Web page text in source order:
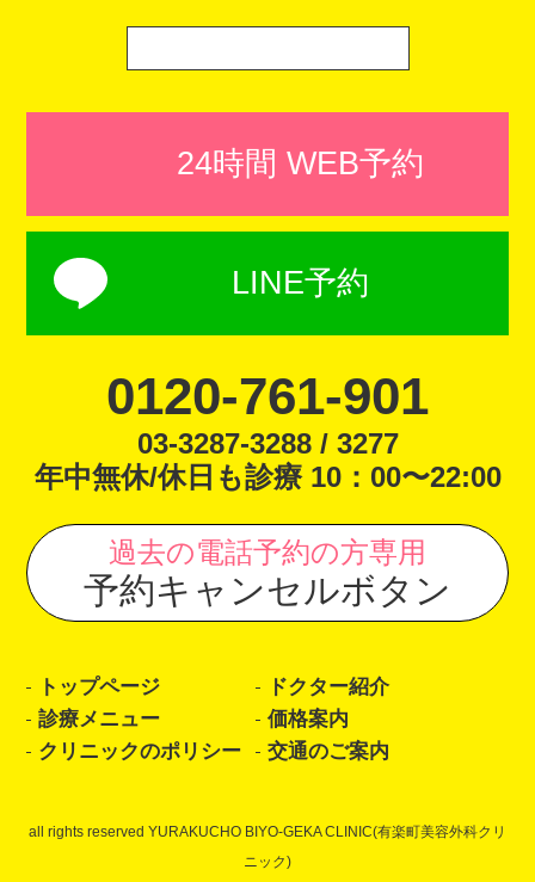
24時間 WEB予約
LINE予約
0120-761-901
03-3287-3288 / 3277
年中無休/休日も診療 10：00〜22:00
過去の電話予約の方専用
予約キャンセルボタン
トップページ
ドクター紹介
診療メニュー
価格案内
クリニックのポリシー
交通のご案内
all rights reserved YURAKUCHO BIYO-GEKA CLINIC(有楽町美容外科クリ
ニック)